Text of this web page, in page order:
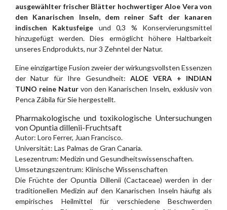
ausgewählter frischer Blätter hochwertiger Aloe Vera von
den Kanarischen Inseln, dem reiner Saft der kanaren
indischen Kaktusfeige und 0,3 % Konservierungsmittel
hinzugefügt werden. Dies ermöglicht höhere Haltbarkeit
unseres Endprodukts, nur 3 Zehntel der Natur.
Eine einzigartige Fusion zweier der wirkungsvollsten Essenzen
der Natur für Ihre Gesundheit: ALOE VERA + INDIAN
TUNO reine Naturvon den Kanarischen Inseln, exklusiv von
Penca Zábila für Sie hergestellt.
Pharmakologische und toxikologische Untersuchungen
von Opuntia dillenii-Fruchtsaft
Autor: Loro Ferrer, Juan Francisco.
Universität: Las Palmas de Gran Canaria.
Lesezentrum: Medizin und Gesundheitswissenschaften.
Umsetzungszentrum: Klinische Wissenschaften
Die Früchte der Opuntia Dillenii (Cactaceae) werden in der
traditionellen Medizin auf den Kanarischen Inseln häufig als
empirisches Heilmittel für verschiedene Beschwerden